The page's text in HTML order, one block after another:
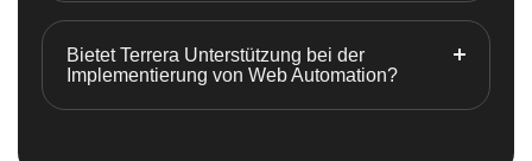
Bietet Terrera Unterstützung bei der
Implementierung von Web Automation?